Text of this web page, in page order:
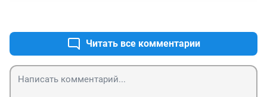
Читать все комментарии